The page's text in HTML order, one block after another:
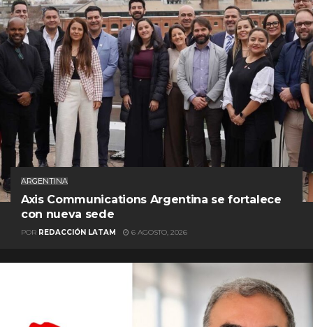
ARGENTINA
Axis Communications Argentina se fortalece
con nueva sede
POR REDACCIÓN LATAM 6 AGOSTO, 2026